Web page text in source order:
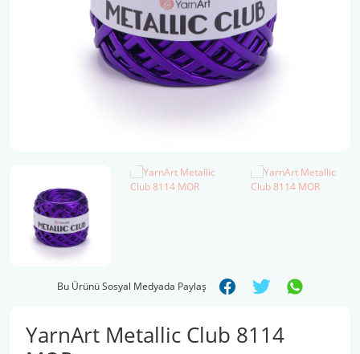
Bu Ürünü Sosyal Medyada Paylaş
YarnArt Metallic Club 8114